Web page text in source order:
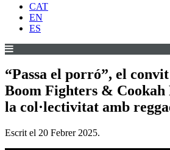
CAT
EN
ES
“Passa el porró”, el
Boom Fighters &
la col·lectivitat amb
Escrit el 20 Febrer 2025.